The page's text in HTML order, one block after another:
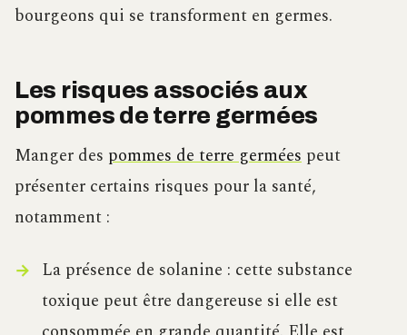
bourgeons qui se transforment en germes.
Les risques associés aux
pommes de terre germées
Manger des pommes de terre germées peut
présenter certains risques pour la santé,
notamment :
La présence de solanine : cette substance
toxique peut être dangereuse si elle est